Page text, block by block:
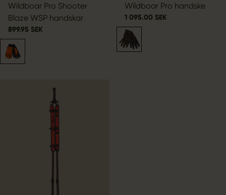
Wildboar Pro Shooter
Blaze WSP handskar
899.95 SEK
Wildboar Pro handske
1 095.00 SEK